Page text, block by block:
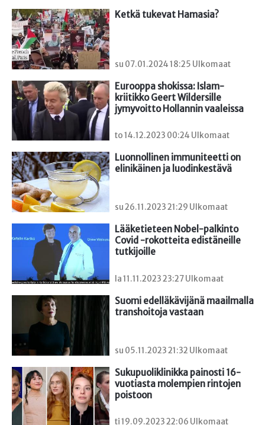
Ketkä tukevat Hamasia?
su 07.01.2024 18:25 Ulkomaat
Eurooppa shokissa: Islam-
kriitikko Geert Wildersille
jymyvoitto Hollannin vaaleissa
to 14.12.2023 00:24 Ulkomaat
Luonnollinen immuniteetti on
elinikäinen ja luodinkestävä
su 26.11.2023 21:29 Ulkomaat
Lääketieteen Nobel-palkinto
Covid -rokotteita edistäneille
tutkijoille
la 11.11.2023 23:27 Ulkomaat
Suomi edelläkävijänä maailmalla
transhoitoja vastaan
su 05.11.2023 21:32 Ulkomaat
Sukupuoliklinikka painosti 16-
vuotiasta molempien rintojen
poistoon
ti 19.09.2023 22:06 Ulkomaat